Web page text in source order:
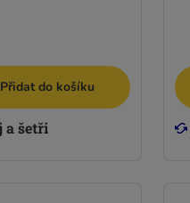
Přidat do košíku